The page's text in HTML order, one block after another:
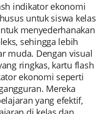
indikator ekonomi
untuk siswa kelas
menyederhanakan
sehingga lebih
muda. Dengan visual
ringkas, kartu flash
ekonomi seperti
Mereka
yang efektif,